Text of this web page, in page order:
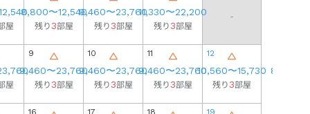
屋
8,800〜12,540
残り3部屋
9,460〜23,760
残り3部屋
11,330〜22,200
残り3部屋
-
屋
9
9,460〜23,760
残り3部屋
10
9,460〜23,760
残り3部屋
11
9,460〜23,760
残り3部屋
12
10,560〜15,730
残り3部屋
16 17 18 19
8,910